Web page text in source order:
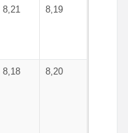
8,21 8,19
8,18 8,20